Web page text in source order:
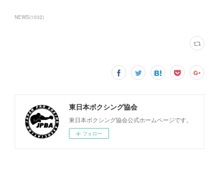
NEWS(1032)
東日本ボクシング協会
東日本ボクシング協会公式ホームページです。
フォロー